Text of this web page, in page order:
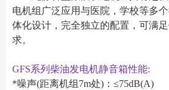
电机组广泛应用与医院，学校等多
体化设计，完全独立的配置，可满
求。
GFS系列柴油发电机静音箱性能:
*噪声(距离机组7m处)：≤75dB(A)